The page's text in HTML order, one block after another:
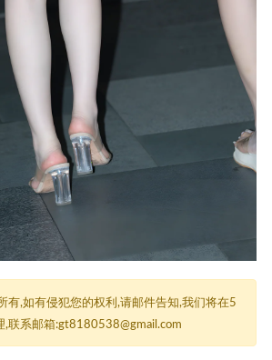
有,如有侵犯您的权利,请邮件告知,我们将在5
,联系邮箱:gt8180538@gmail.com